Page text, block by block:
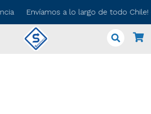
Envíamos a lo largo de todo Chile!